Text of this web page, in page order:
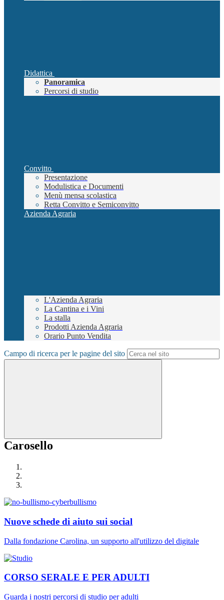
Didattica
Panoramica
Percorsi di studio
Convitto
Presentazione
Modulistica e Documenti
Menù mensa scolastica
Retta Convitto e Semiconvitto
Azienda Agraria
L'Azienda Agraria
La Cantina e i Vini
La stalla
Prodotti Azienda Agraria
Orario Punto Vendita
Campo di ricerca per le pagine del sito
Carosello
Nuove schede di aiuto sui social
Dalla fondazione Carolina, un supporto all'utilizzo del digitale
CORSO SERALE E PER ADULTI
Guarda i nostri percorsi di studio per adulti